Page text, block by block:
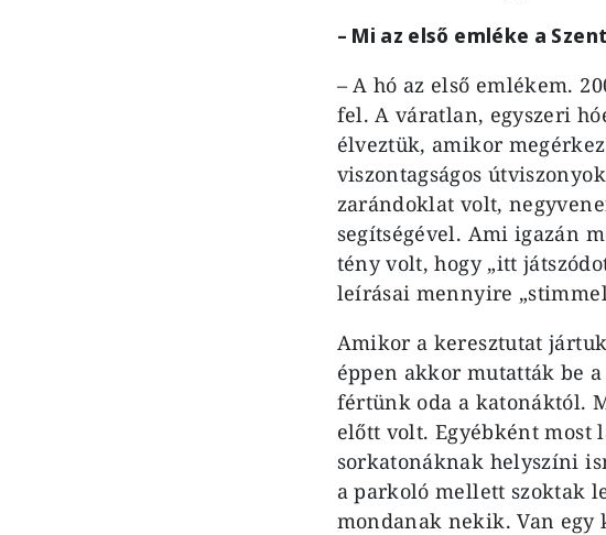
– Mi az első emléke a
– A hó az első emlékem.
fel. A váratlan, egyszeri
élveztük, amikor
viszontagságos
zarándoklat volt,
segítségével. Ami igazán
tény volt, hogy „itt
leírásai mennyire
Amikor a keresztutat
éppen akkor mutatták be
fértünk oda a katonáktól.
előtt volt. Egyébként most
sorkatonáknak helyszíni
a parkoló mellett szoktak
mondanak nekik. Van egy